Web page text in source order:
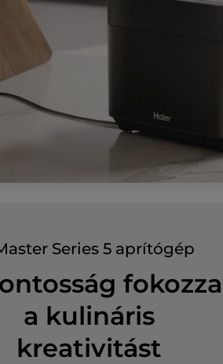
Series 5 aprítógép
fokozza
a kulináris
kreativitást